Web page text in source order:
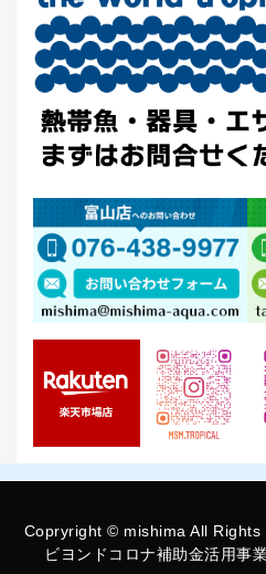
Copryright © mishima All Rights
ビヨンドコロナ補助金活用事